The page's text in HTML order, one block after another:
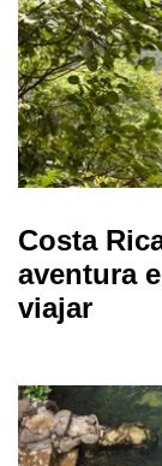
Costa
aventura
viajar